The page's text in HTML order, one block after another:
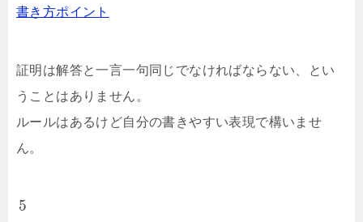
書き方ポイント
証明は解答と一言一句同じでなければならない、とい
うことはありません。
ルールはあるけど自分の書きやすい表現で構いませ
ん。
5